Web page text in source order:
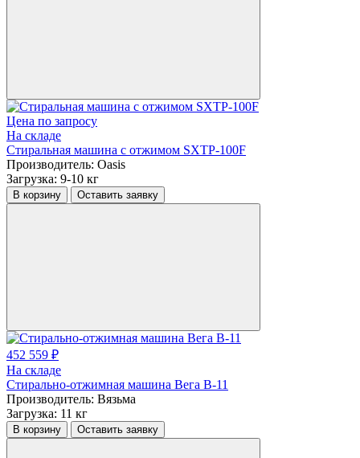
Цена по запросу
На складе
Стиральная машина с отжимом SXTP-100F
Производитель: Oasis
Загрузка: 9-10 кг
В корзину Оставить заявку
452 559 ₽
На складе
Стирально-отжимная машина Вега В-11
Производитель: Вязьма
Загрузка: 11 кг
В корзину Оставить заявку